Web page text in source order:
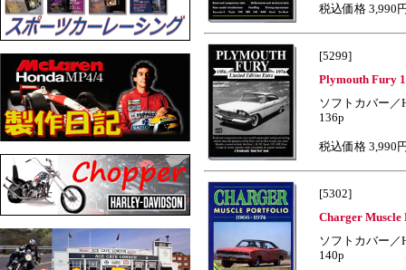
税込価格 3,990
[5299]
Plymouth Fury
ソフトカバー／
136p
税込価格 3,990
[5302]
Charger Muscle
ソフトカバー／
140p